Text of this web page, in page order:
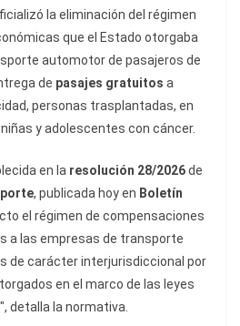
la eliminación del régimen
que el Estado otorgaba
automotor de pasajeros de
de pasajes gratuitos a
personas trasplantadas, en
y adolescentes con cáncer.
en la resolución 28/2026de
, publicada hoy en Boletín
el régimen de compensaciones
a las empresas de transporte
de carácter interjurisdiccional por
en el marco de las leyes
detalla la normativa.